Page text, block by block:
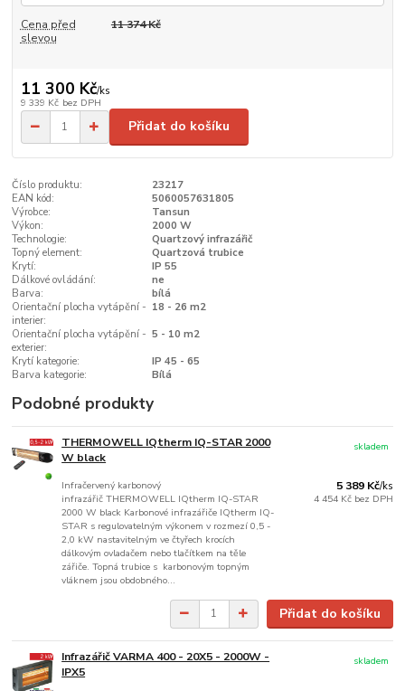
Cena před
slevou
11 374 Kč
11 300 Kč/ks
9 339 Kč bez DPH
Přidat do košíku
Číslo produktu:
23217
EAN kód:
5060057631805
Výrobce:
Tansun
Výkon:
2000 W
Technologie:
Quartzový infrazářič
Topný element:
Quartzová trubice
Krytí:
IP 55
Dálkové ovládání:
ne
Barva:
bílá
Orientační plocha vytápění -
interier:
18 - 26 m2
Orientační plocha vytápění -
exterier:
5 - 10 m2
Krytí kategorie:
IP 45 - 65
Barva kategorie:
Bílá
Podobné produkty
THERMOWELL IQtherm IQ-STAR 2000
W black
Infračervený karbonový
infrazářič THERMOWELL IQtherm IQ-STAR
2000 W black Karbonové infrazářiče IQtherm IQ-
STAR s regulovatelným výkonem v rozmezí 0,5 -
2,0 kW nastavitelným ve čtyřech krocích
dálkovým ovladačem nebo tlačítkem na těle
zářiče. Topná trubice s karbonovým topným
vláknem jsou obdobného...
5 389 Kč/ks
4 454 Kč bez DPH
skladem
Přidat do košíku
Infrazářič VARMA 400 - 20X5 - 2000W -
IPX5
skladem